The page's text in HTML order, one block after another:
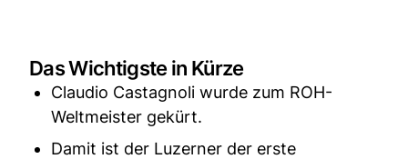
Das Wichtigste in Kürze
Claudio Castagnoli wurde zum ROH-
Weltmeister gekürt.
Damit ist der Luzerner der erste